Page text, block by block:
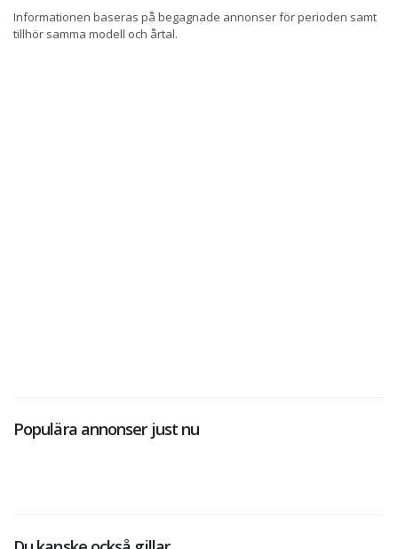
Informationen baseras på begagnade annonser för perioden samt
tillhör samma modell och årtal.
Populära annonser just nu